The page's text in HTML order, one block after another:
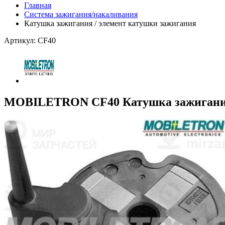
Главная
Система зажигания/накаливания
Катушка зажигания / элемент катушки зажигания
Артикул: CF40
MOBILETRON CF40 Катушка